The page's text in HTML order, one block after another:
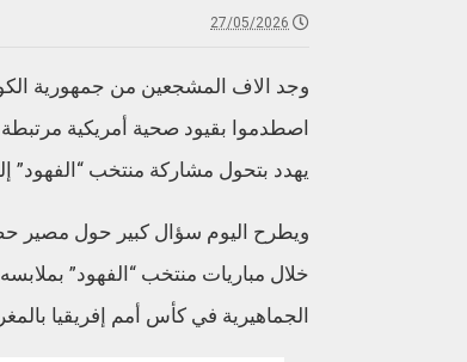
27/05/2026
اصطدموا بقيود صحية أمريكية
يهدد بتحول مشاركة منتخب “الفهود”
ويطرح اليوم سؤال كبير حول مصير
خلال مباريات منتخب “الفهود”
الجماهيرية في كأس أمم إفريقيا